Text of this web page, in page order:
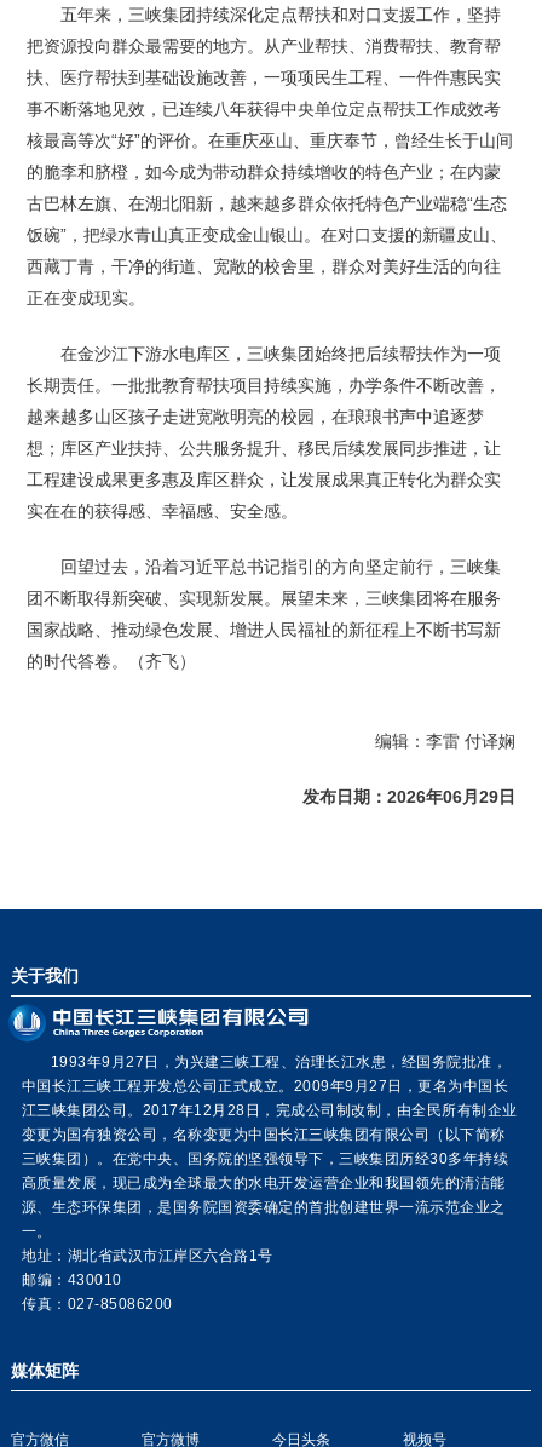
五年来，三峡集团持续深化定点帮扶和对口支援工作，坚持
把资源投向群众最需要的地方。从产业帮扶、消费帮扶、教育帮
扶、医疗帮扶到基础设施改善，一项项民生工程、一件件惠民实
事不断落地见效，已连续八年获得中央单位定点帮扶工作成效考
核最高等次“好”的评价。在重庆巫山、重庆奉节，曾经生长于山间
的脆李和脐橙，如今成为带动群众持续增收的特色产业；在内蒙
古巴林左旗、在湖北阳新，越来越多群众依托特色产业端稳“生态
饭碗”，把绿水青山真正变成金山银山。在对口支援的新疆皮山、
西藏丁青，干净的街道、宽敞的校舍里，群众对美好生活的向往
正在变成现实。
在金沙江下游水电库区，三峡集团始终把后续帮扶作为一项
长期责任。一批批教育帮扶项目持续实施，办学条件不断改善，
越来越多山区孩子走进宽敞明亮的校园，在琅琅书声中追逐梦
想；库区产业扶持、公共服务提升、移民后续发展同步推进，让
工程建设成果更多惠及库区群众，让发展成果真正转化为群众实
实在在的获得感、幸福感、安全感。
回望过去，沿着习近平总书记指引的方向坚定前行，三峡集
团不断取得新突破、实现新发展。展望未来，三峡集团将在服务
国家战略、推动绿色发展、增进人民福祉的新征程上不断书写新
的时代答卷。（齐飞）
编辑：李雷 付译娴
发布日期：2026年06月29日
关于我们
1993年9月27日，为兴建三峡工程、治理长江水患，经国务院批准，
中国长江三峡工程开发总公司正式成立。2009年9月27日，更名为中国长
江三峡集团公司。2017年12月28日，完成公司制改制，由全民所有制企业
变更为国有独资公司，名称变更为中国长江三峡集团有限公司（以下简称
三峡集团）。在党中央、国务院的坚强领导下，三峡集团历经30多年持续
高质量发展，现已成为全球最大的水电开发运营企业和我国领先的清洁能
源、生态环保集团，是国务院国资委确定的首批创建世界一流示范企业之
一。
地址：湖北省武汉市江岸区六合路1号
邮编：430010
传真：027-85086200
媒体矩阵
官方微信 官方微博 今日头条 视频号